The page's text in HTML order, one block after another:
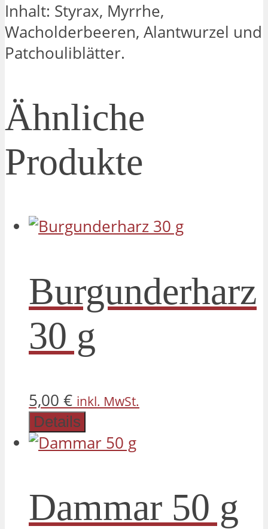
Inhalt: Styrax, Myrrhe,
Wacholderbeeren, Alantwurzel und
Patchouliblätter.
Ähnliche
Produkte
Burgunderharz
30 g
5,00 € inkl. MwSt.
Details
Dammar 50 g